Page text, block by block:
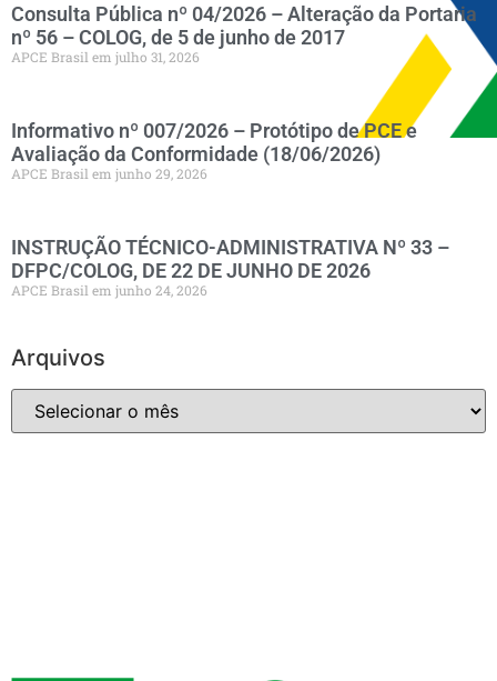
Consulta Pública nº 04/2026 – Alteração da Portaria
nº 56 – COLOG, de 5 de junho de 2017
APCE Brasil julho 31, 2026
Informativo nº 007/2026 – Protótipo de PCE e
Avaliação da Conformidade (18/06/2026)
APCE Brasil junho 29, 2026
INSTRUÇÃO TÉCNICO-ADMINISTRATIVA Nº 33 –
DFPC/COLOG, DE 22 DE JUNHO DE 2026
APCE Brasil junho 24, 2026
Arquivos